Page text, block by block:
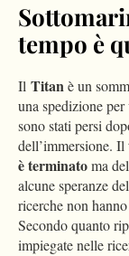
tempo è
Il Titanè un
una spedizione
sono stati persi
dell’immersione. Il
è terminatoma
alcune speranze
ricerche non
Secondo quanto
impiegate nelle